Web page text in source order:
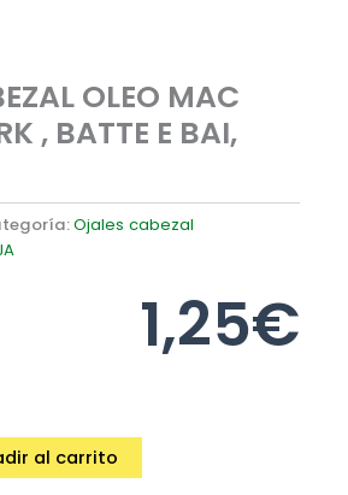
OLEO MAC
, BATTE E BAI,
Ojales cabezal
1,25€
al carrito